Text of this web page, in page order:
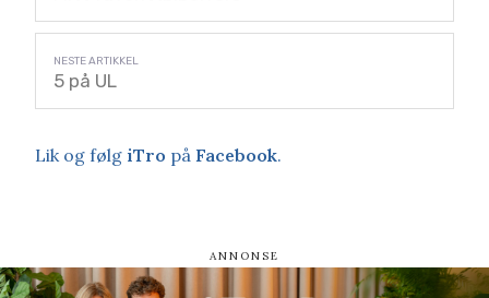
5 på UL
Lik og følg iTro på Facebook.